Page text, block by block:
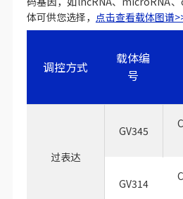
体可供您选择， 点击查看载体图谱
调控方式
载体编
号
过表达
GV345
GV314